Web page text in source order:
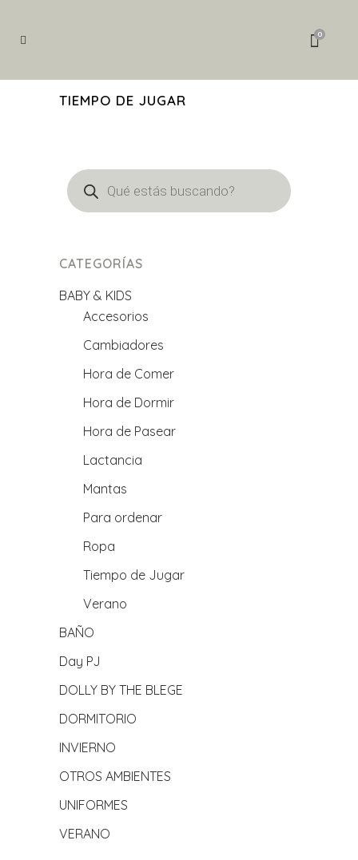
0
TIEMPO DE JUGAR
Búsqueda
de
productos
CATEGORÍAS
BABY & KIDS
Accesorios
Cambiadores
Hora de Comer
Hora de Dormir
Hora de Pasear
Lactancia
Mantas
Para ordenar
Ropa
Tiempo de Jugar
Verano
BAÑO
Day PJ
DOLLY BY THE BLEGE
DORMITORIO
INVIERNO
OTROS AMBIENTES
UNIFORMES
VERANO